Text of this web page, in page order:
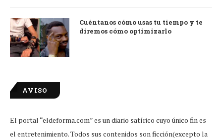
Cuéntanos cómo usas tu tiempo y te
diremos cómo optimizarlo
AVISO
El portal “eldeforma.com” es un diario satírico cuyo único fin es
el entretenimiento. Todos sus contenidos son ficción(excepto la